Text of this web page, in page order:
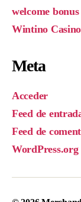
welcome
Wintino
Meta
Acceder
Feed de
Feed de
WordPress.org